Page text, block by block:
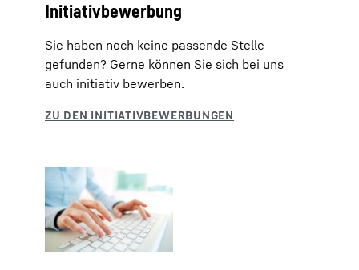
Initiativbewerbung
Sie haben noch keine passende Stelle
gefunden? Gerne können Sie sich bei uns
auch initiativ bewerben.